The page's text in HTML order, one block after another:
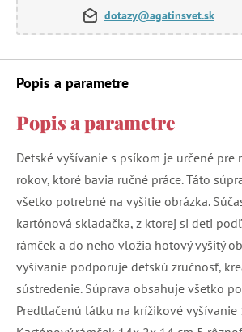
dotazy@agatinsvet.sk
Popis a parametre
Popis a parametre
Detské vyšívanie s psíkom je určené pre
rokov, ktoré bavia ručné práce. Táto
všetko potrebné na vyšitie obrázka.
kartónová skladačka, z ktorej si deti
rámček a do neho vložia hotový vyšitý
vyšívanie podporuje detskú zručnosť,
sústredenie. Súprava obsahuje všetko
Predtlačenú látku na krížikové vyšívanie